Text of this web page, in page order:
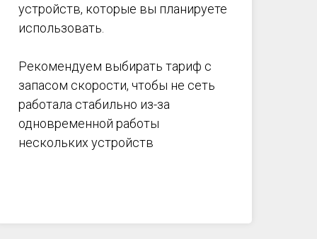
устройств, которые вы планируете
использовать.
Рекомендуем выбирать тариф с
запасом скорости, чтобы не сеть
работала стабильно из-за
одновременной работы
нескольких устройств